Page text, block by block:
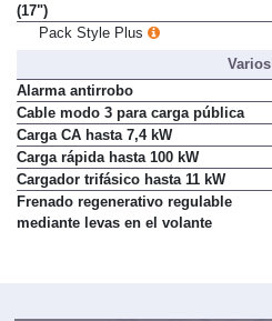
(17")
Pack Style Plus
Varios
Alarma antirrobo
Cable modo 3 para carga pública
Carga CA hasta 7,4 kW
Carga rápida hasta 100 kW
Cargador trifásico hasta 11 kW
Frenado regenerativo regulable
mediante levas en el volante